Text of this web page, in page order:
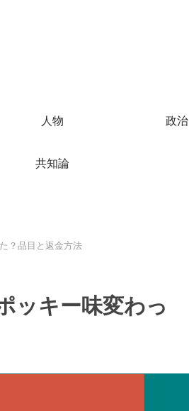
人物 政治
共知論
？品目と返金方法
ッキー味変わっ